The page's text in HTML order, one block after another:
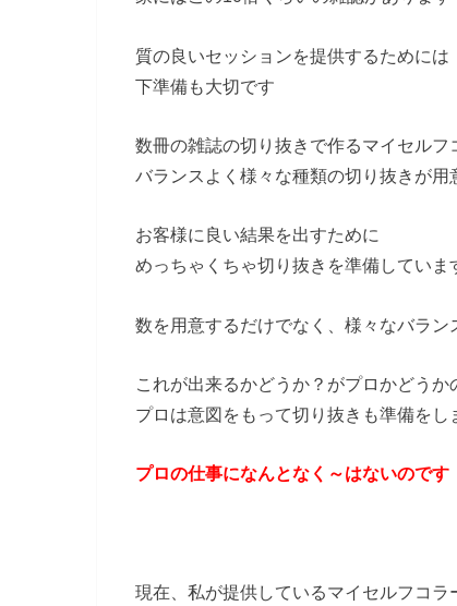
質の良いセッションを提供するためには
下準備も大切です
数冊の雑誌の切り抜きで作るマイセル
バランスよく様々な種類の切り抜きが
お客様に良い結果を出すために
めっちゃくちゃ切り抜きを準備していま
数を用意するだけでなく、様々なバラ
これが出来るかどうか？がプロかどうか
プロは意図をもって切り抜きも準備をし
プロの仕事になんとなく～はないのです
現在、私が提供しているマイセルフコ